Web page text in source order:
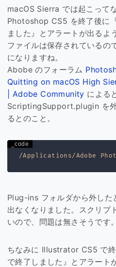
macOS Sierra では起こって
Photoshop CS5 を終了後に
ました』とアラートが出るよ
ファイルは保存されているの
になりますね。
Abobe のフォーラム
Quitting on macOS High
| Adobe Community による
ScriptingSupport.plugin を
るとのこと。
Plug-ins フォルダから外した
出なくなりました。スクリプ
いので、問題は無さそうです。
ちなみに Illustrator CS5 で
で終了しました』とアラート